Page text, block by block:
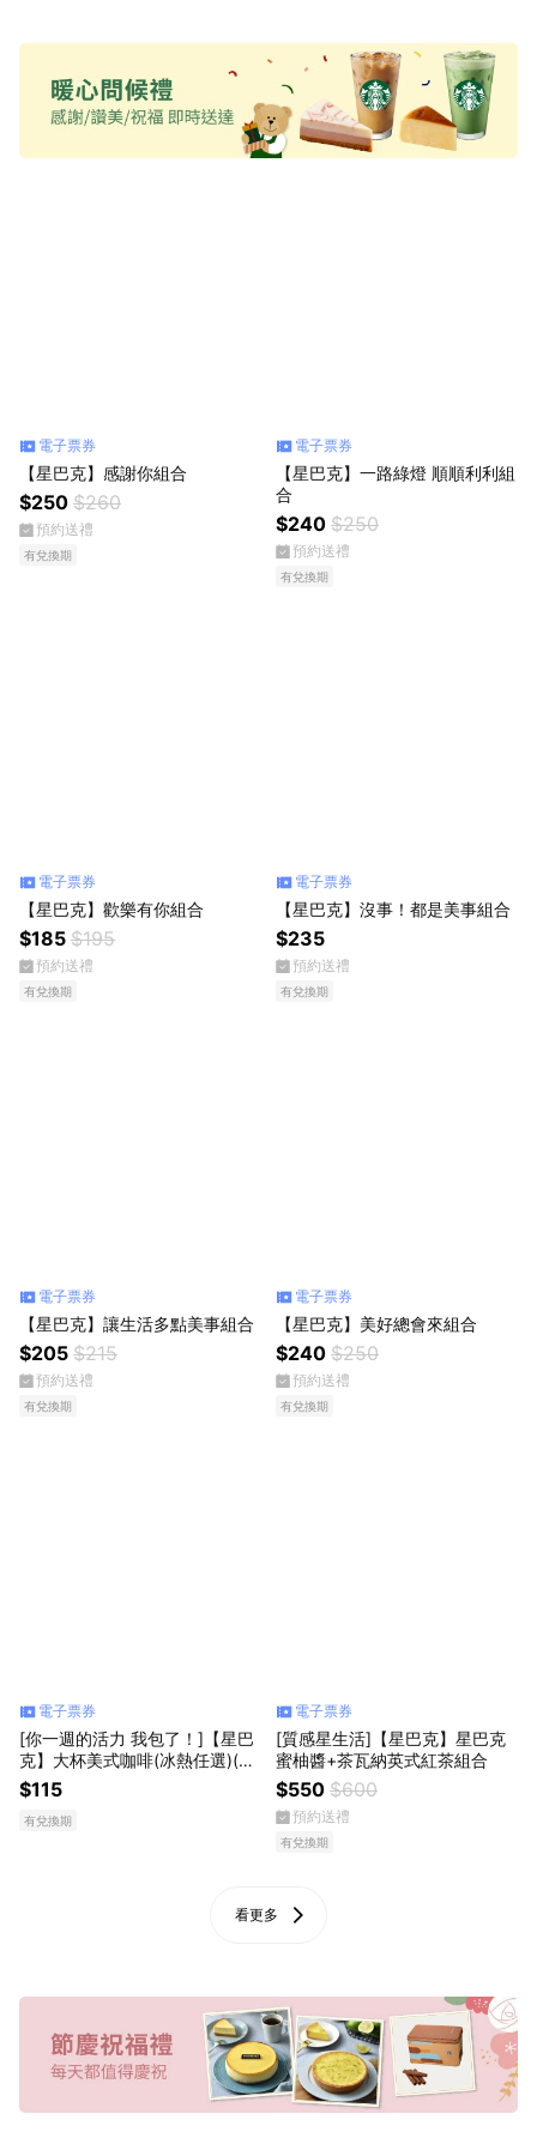
電子票券
【星巴克】感謝你組合
$250 $260
預約送禮
有兌換期
電子票券
【星巴克】一路綠燈 順順利利組
合
$240 $250
預約送禮
有兌換期
電子票券
【星巴克】歡樂有你組合
$185 $195
預約送禮
有兌換期
電子票券
【星巴克】沒事！都是美事組合
$235
預約送禮
有兌換期
電子票券
【星巴克】讓生活多點美事組合
$205 $215
預約送禮
有兌換期
電子票券
【星巴克】美好總會來組合
$240 $250
預約送禮
有兌換期
電子票券
[你一週的活力 我包了！]【星巴
克】大杯美式咖啡(冰熱任選)(限
最低購買數為5)
$115
有兌換期
電子票券
[質感星生活]【星巴克】星巴克
蜜柚醬+茶瓦納英式紅茶組合
$550 $600
預約送禮
有兌換期
看更多